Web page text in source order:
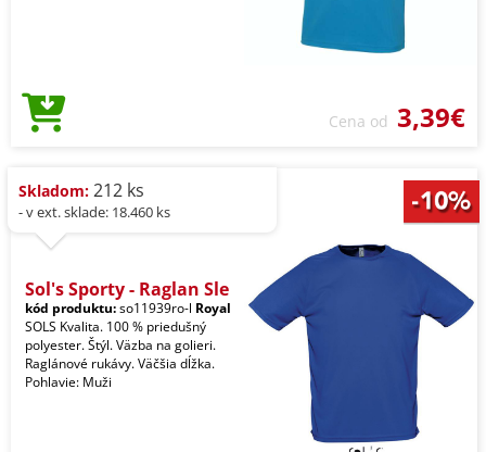
Cena od 3,39€
Skladom: 212 ks
- v ext. sklade: 18.460 ks
Sol's Sporty - Raglan Sle
kód produktu:so11939ro-l Royal
SOLS Kvalita. 100 % priedušný
polyester. Štýl. Väzba na golieri.
Raglánové rukávy. Väčšia dĺžka.
Pohlavie: Muži